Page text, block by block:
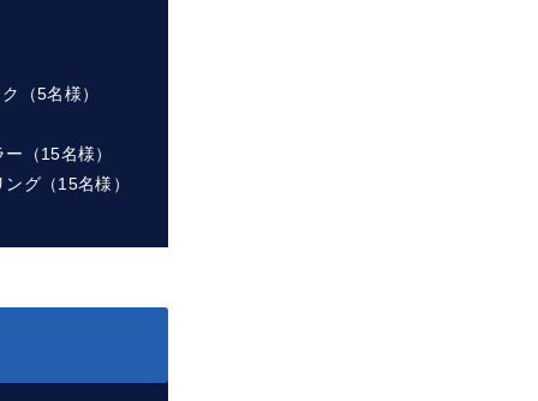
（5名様）
（15名様）
グ（15名様）